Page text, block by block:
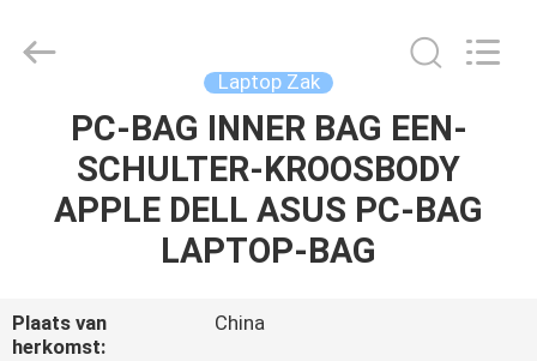
HUIS
PRODUCTEN
ONS
Rights
Reserved.
Laptop Zak
PC-BAG INNER BAG EEN-
SCHULTER-KROOSBODY
APPLE DELL ASUS PC-BAG
LAPTOP-BAG
Plaats van
herkomst:
China